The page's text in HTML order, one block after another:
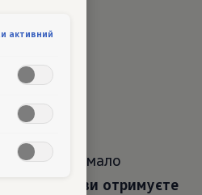
існує чимало
Area View ви отримуєте
активний